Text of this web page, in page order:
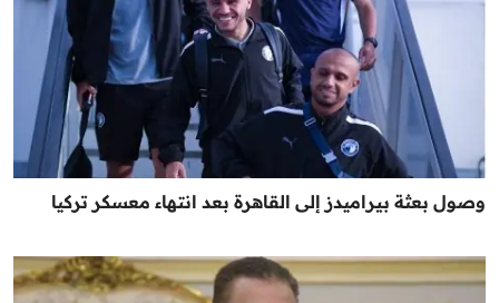
وصول بعثة بيراميدز إلى القاهرة بعد انتهاء معسكر تركيا